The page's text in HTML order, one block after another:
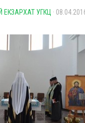
ЕКЗАРХАТ УГКЦ ·